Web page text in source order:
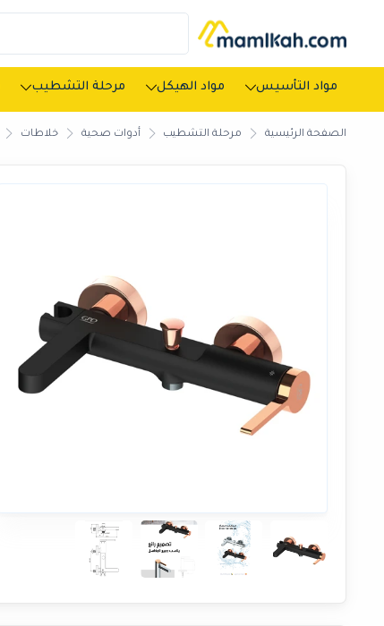
مواد التأسيس مواد الهيكل مرحلة التشطيب
الصفحة الرئيسية مرحلة التشطيب أدوات صحية خلاطات